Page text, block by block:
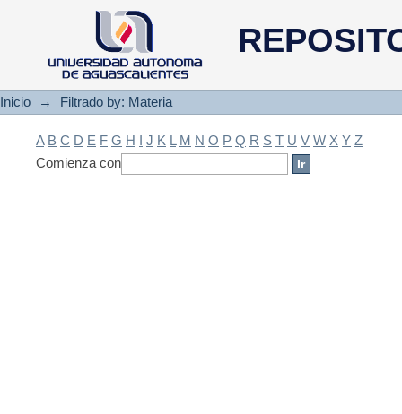
Filtrado by: Materia
Inicio → Filtrado by: Materia
A B C D E F G H I J K L M N O P Q R S T U V W X Y Z
Comienza con